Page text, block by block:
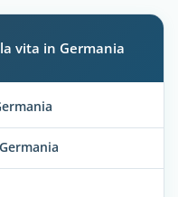
vita in Germania